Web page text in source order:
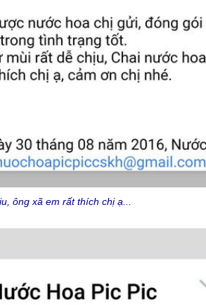
ông xã em rất thích chị ạ...